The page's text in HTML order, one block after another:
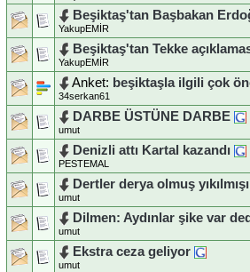
Beşiktaş'tan Başbakan
YakupEMİR
Beşiktaş'tan Tekke
YakupEMİR
Anket: beşiktaşla ilgili çok
34serkan61
DARBE ÜSTÜNE DARBE
umut
Denizli attı Kartal kazandı
PESTEMAL
Dertler derya olmuş
umut
Dilmen: Aydınlar şike var
umut
Ekstra ceza geliyor
umut